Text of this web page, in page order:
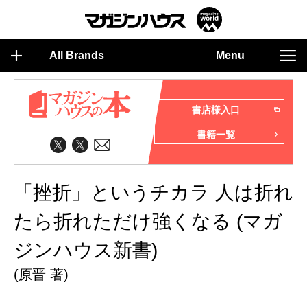
All Brands Menu
書店様入口
書籍一覧
「挫折」というチカラ 人は折れ
たら折れただけ強くなる (マガ
ジンハウス新書)
(原晋 著)